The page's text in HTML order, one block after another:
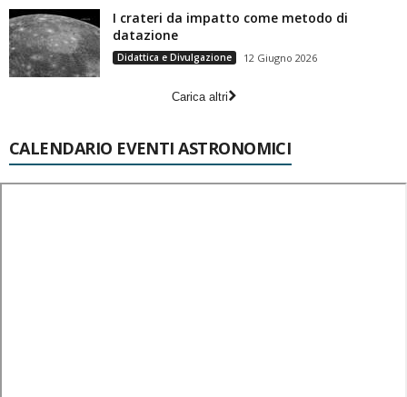
I crateri da impatto come metodo di
datazione
Didattica e Divulgazione 12 Giugno 2026
Carica altri
CALENDARIO EVENTI ASTRONOMICI